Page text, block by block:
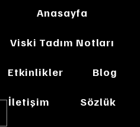
Anasayfa
Viski Tadım Notları
Etkinlikler Blog
İletişim Sözlük